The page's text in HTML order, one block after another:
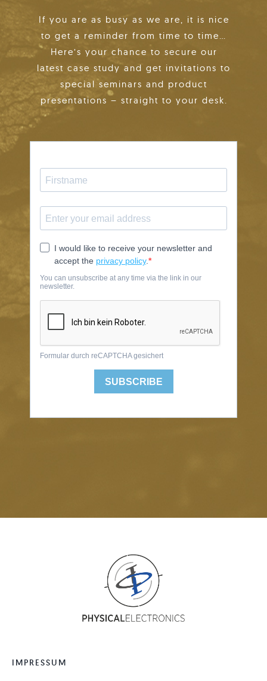
If you are as busy as we are, it is nice
to get a reminder from time to time…
Here’s your chance to secure our
latest case study and get invitations to
special seminars and product
presentations – straight to your desk.
IMPRESSUM